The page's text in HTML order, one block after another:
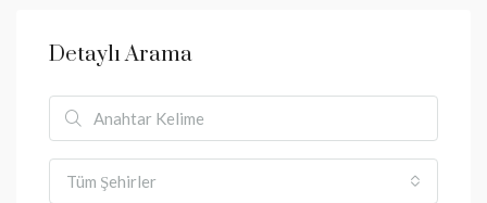
Detaylı Arama
Tüm Şehirler